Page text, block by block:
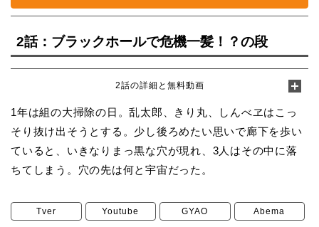
2話：ブラックホールで危機一髪！？の段
2話の詳細と無料動画
1年は組の大掃除の日。乱太郎、きり丸、しんべヱはこっ
そり抜け出そうとする。少し後ろめたい思いで廊下を歩い
ていると、いきなりまっ黒な穴が現れ、3人はその中に落
ちてしまう。穴の先は何と宇宙だった。
Tver Youtube GYAO Abema